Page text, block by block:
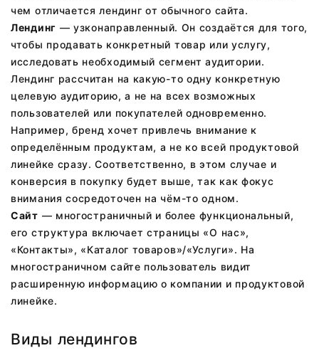
чем отличается лендинг от обычного сайта.
Лендинг — узконаправленный. Он создаётся для того,
чтобы продавать конкретный товар или услугу,
исследовать необходимый сегмент аудитории.
Лендинг рассчитан на какую-то одну конкретную
целевую аудиторию, а не на всех возможных
пользователей или покупателей одновременно.
Например, бренд хочет привлечь внимание к
определённым продуктам, а не ко всей продуктовой
линейке сразу. Соответственно, в этом случае и
конверсия в покупку будет выше, так как фокус
внимания сосредоточен на чём-то одном.
Сайт — многостраничный и более функциональный,
его структура включает страницы «О нас»,
«Контакты», «Каталог товаров»/«Услуги». На
многостраничном сайте пользователь видит
расширенную информацию о компании и продуктовой
линейке.
Виды лендингов